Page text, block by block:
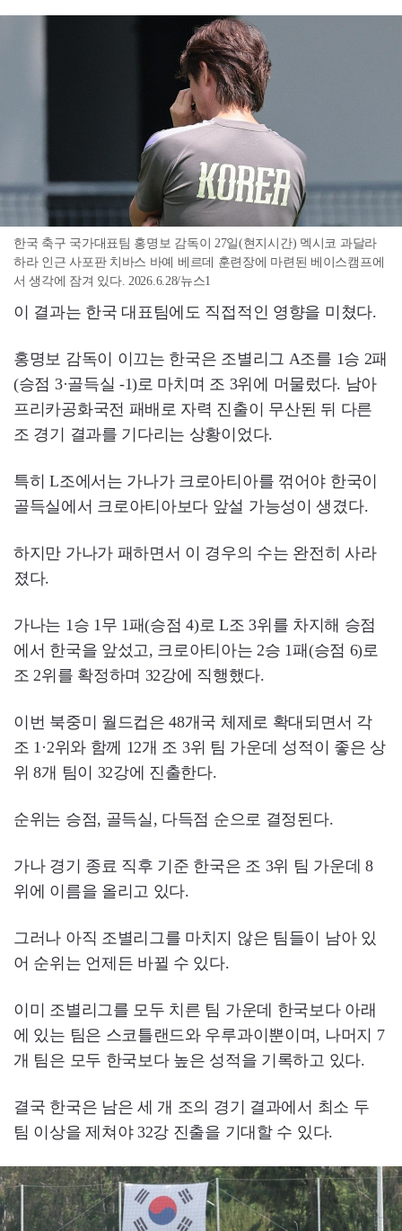
한국 축구 국가대표팀 홍명보 감독이 27일(현지시간) 멕시코 과달라
하라 인근 사포판 치바스 바예 베르데 훈련장에 마련된 베이스캠프에
서 생각에 잠겨 있다. 2026.6.28/뉴스1
이 결과는 한국 대표팀에도 직접적인 영향을 미쳤다.
홍명보 감독이 이끄는 한국은 조별리그 A조를 1승 2패
(승점 3·골득실 -1)로 마치며 조 3위에 머물렀다. 남아
프리카공화국전 패배로 자력 진출이 무산된 뒤 다른
조 경기 결과를 기다리는 상황이었다.
특히 L조에서는 가나가 크로아티아를 꺾어야 한국이
골득실에서 크로아티아보다 앞설 가능성이 생겼다.
하지만 가나가 패하면서 이 경우의 수는 완전히 사라
졌다.
가나는 1승 1무 1패(승점 4)로 L조 3위를 차지해 승점
에서 한국을 앞섰고, 크로아티아는 2승 1패(승점 6)로
조 2위를 확정하며 32강에 직행했다.
이번 북중미 월드컵은 48개국 체제로 확대되면서 각
조 1·2위와 함께 12개 조 3위 팀 가운데 성적이 좋은 상
위 8개 팀이 32강에 진출한다.
순위는 승점, 골득실, 다득점 순으로 결정된다.
가나 경기 종료 직후 기준 한국은 조 3위 팀 가운데 8
위에 이름을 올리고 있다.
그러나 아직 조별리그를 마치지 않은 팀들이 남아 있
어 순위는 언제든 바뀔 수 있다.
이미 조별리그를 모두 치른 팀 가운데 한국보다 아래
에 있는 팀은 스코틀랜드와 우루과이뿐이며, 나머지 7
개 팀은 모두 한국보다 높은 성적을 기록하고 있다.
결국 한국은 남은 세 개 조의 경기 결과에서 최소 두
팀 이상을 제쳐야 32강 진출을 기대할 수 있다.